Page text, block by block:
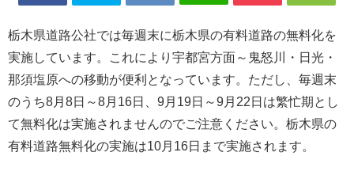
栃木県道路公社では毎週末に栃木県の有料道路の無料化を
実施しています。これにより宇都宮方面～鬼怒川・日光・
那須塩原への移動が便利となっています。ただし、毎週末
のうち8月8日～8月16日、9月19日～9月22日は繁忙期とし
て無料化は実施されませんのでご注意ください。栃木県の
有料道路無料化の実施は10月16日まで実施されます。